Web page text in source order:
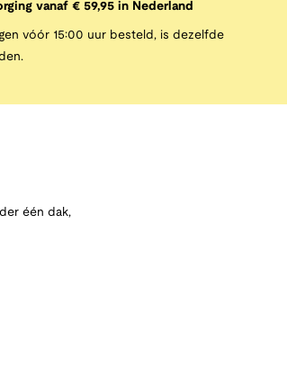
vanaf € 59,95 in Nederland
vóór 15:00 uur besteld, is dezelfde
één dak,